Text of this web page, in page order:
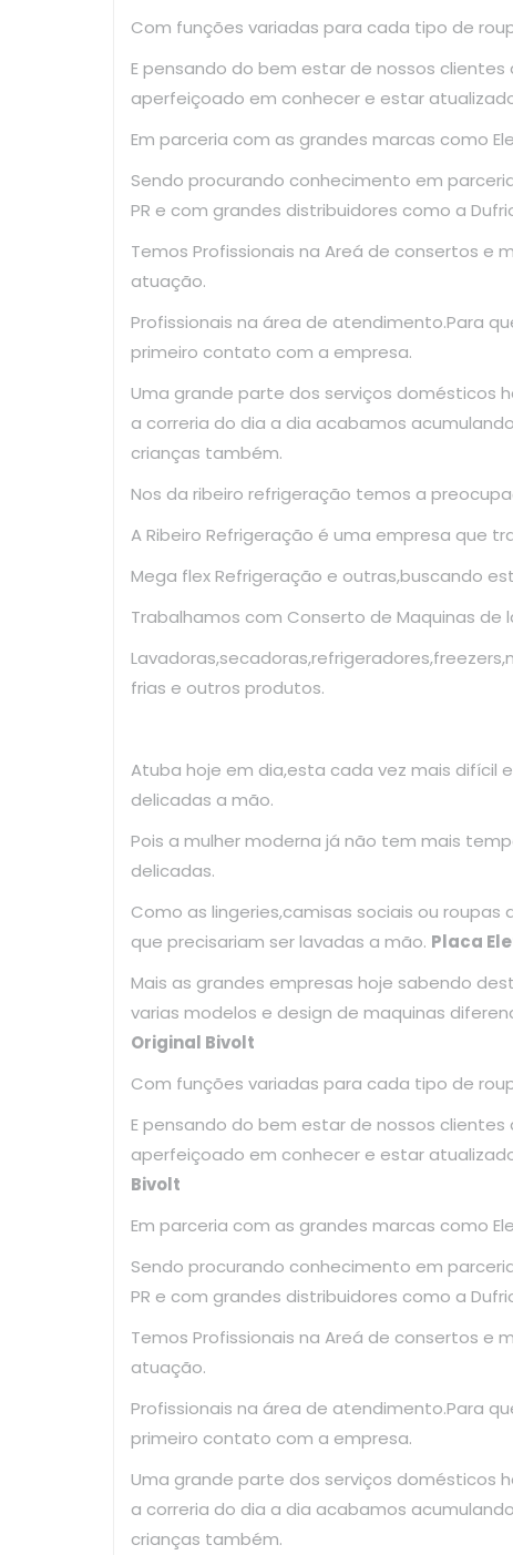
Com funções variadas para cada tipo de
E pensando do bem estar de nossos
aperfeiçoado em conhecer e estar
Em parceria com as grandes marcas como
Sendo procurando conhecimento em
PR e com grandes distribuidores como a
Temos Profissionais na Areá de consertos
atuação.
Profissionais na área de atendimento.Para
primeiro contato com a empresa.
Uma grande parte dos serviços domésticos
a correria do dia a dia acabamos
crianças também.
Nos da ribeiro refrigeração temos a
A Ribeiro Refrigeração é uma empresa que
Mega flex Refrigeração e outras,buscando
Trabalhamos com Conserto de Maquinas de
frias e outros produtos.
Atuba hoje em dia,esta cada vez mais difícil
delicadas a mão.
Pois a mulher moderna já não tem mais
delicadas.
Como as lingeries,camisas sociais ou
que precisariam ser lavadas a mão. Placa
Mais as grandes empresas hoje sabendo
varias modelos e design de maquinas
Original Bivolt
Com funções variadas para cada tipo de
E pensando do bem estar de nossos
aperfeiçoado em conhecer e estar
Bivolt
Em parceria com as grandes marcas como
Sendo procurando conhecimento em
PR e com grandes distribuidores como a
Temos Profissionais na Areá de consertos
atuação.
Profissionais na área de atendimento.Para
primeiro contato com a empresa.
Uma grande parte dos serviços domésticos
a correria do dia a dia acabamos
crianças também.